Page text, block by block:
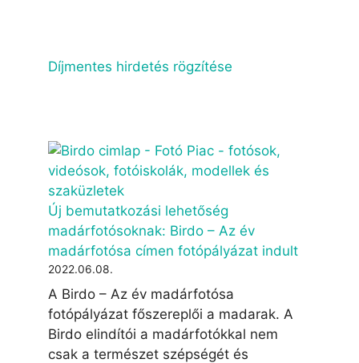
Díjmentes hirdetés rögzítése
Új bemutatkozási lehetőség
madárfotósoknak: Birdo – Az év
madárfotósa címen fotópályázat indult
2022.06.08.
A Birdo – Az év madárfotósa
fotópályázat főszereplői a madarak. A
Birdo elindítói a madárfotókkal nem
csak a természet szépségét és